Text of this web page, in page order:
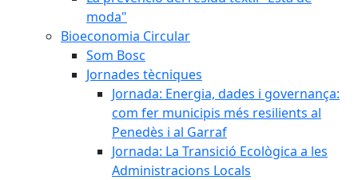
moda"
Bioeconomia Circular
Som Bosc
Jornades tècniques
Jornada: Energia, dades i governança:
com fer municipis més resilients al
Penedès i al Garraf
Jornada: La Transició Ecològica a les
Administracions Locals